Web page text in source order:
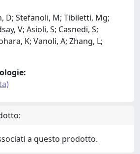
D; Stefanoli, M; Tibiletti, Mg;
V; Asioli, S; Casnedi, S;
K; Vanoli, A; Zhang, L;
a questo prodotto.